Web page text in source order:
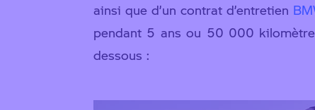
ainsi que d’un contrat d’entretien
pendant 5 ans ou 50 000
dessous :